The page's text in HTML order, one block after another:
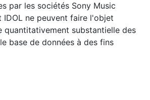
par les sociétés Sony Music
IDOL ne peuvent faire l'objet
substantielle des
base de données à des fins